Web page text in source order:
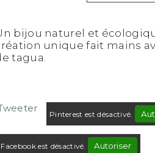
bijou naturel et
unique fait mains
tagua.
Pinterest est désactivé.
Facebook est désactivé. Autoriser